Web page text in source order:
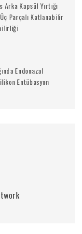
Arka Kapsül Yırtığı
Parçalı Katlanabilir
Endonazal
Entübasyon